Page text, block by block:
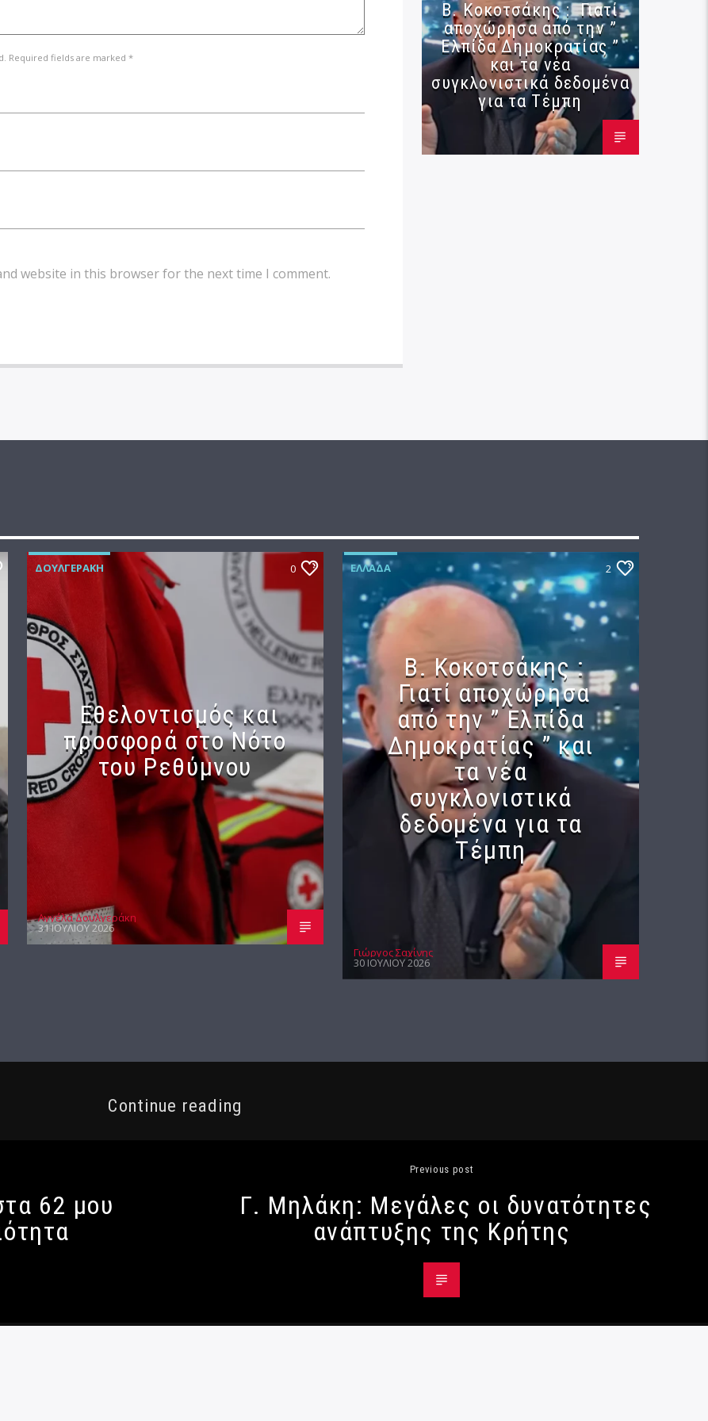
Required fields are marked *
website in this browser for the next time I comment.
Β. Κοκοτσάκης : Γιατί
αποχώρησα από την ”
Ελπίδα Δημοκρατίας ”
και τα νέα
συγκλονιστικά δεδομένα
για τα Τέμπη
ΔΟΥΛΓΕΡΆΚΗ 0
Εθελοντισμός και
προσφορά στο Νότο
του Ρεθύμνου
Αγγέλα Δουλγεράκη
31 ΙΟΥΛΊΟΥ 2026
ΕΛΛΆΔΑ 2
Β. Κοκοτσάκης :
Γιατί αποχώρησα
από την ” Ελπίδα
Δημοκρατίας ” και
τα νέα
συγκλονιστικά
δεδομένα για τα
Τέμπη
Γιώργος Σαχίνης
30 ΙΟΥΛΊΟΥ 2026
Continue reading
62 μου
Previous post
Γ. Μηλάκη: Μεγάλες οι δυνατότητες
ανάπτυξης της Κρήτης